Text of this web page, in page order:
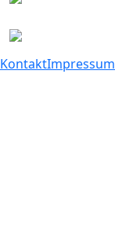
KontaktImpressum